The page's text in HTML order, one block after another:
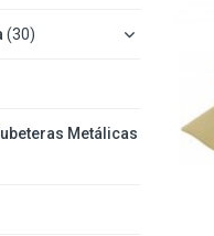
(30)
Metálicas